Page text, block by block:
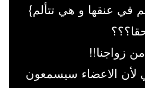
في عنقها و هي تتألم}
زواجنا!!
لأن الاعضاء سيسمعون